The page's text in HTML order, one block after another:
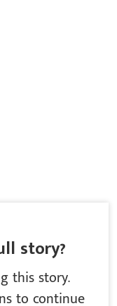
story?
this story.
to continue